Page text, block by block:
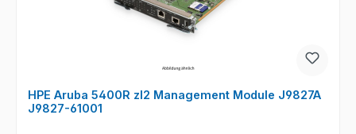
HPE Aruba 5400R zl2 Management Module J9827A
J9827-61001